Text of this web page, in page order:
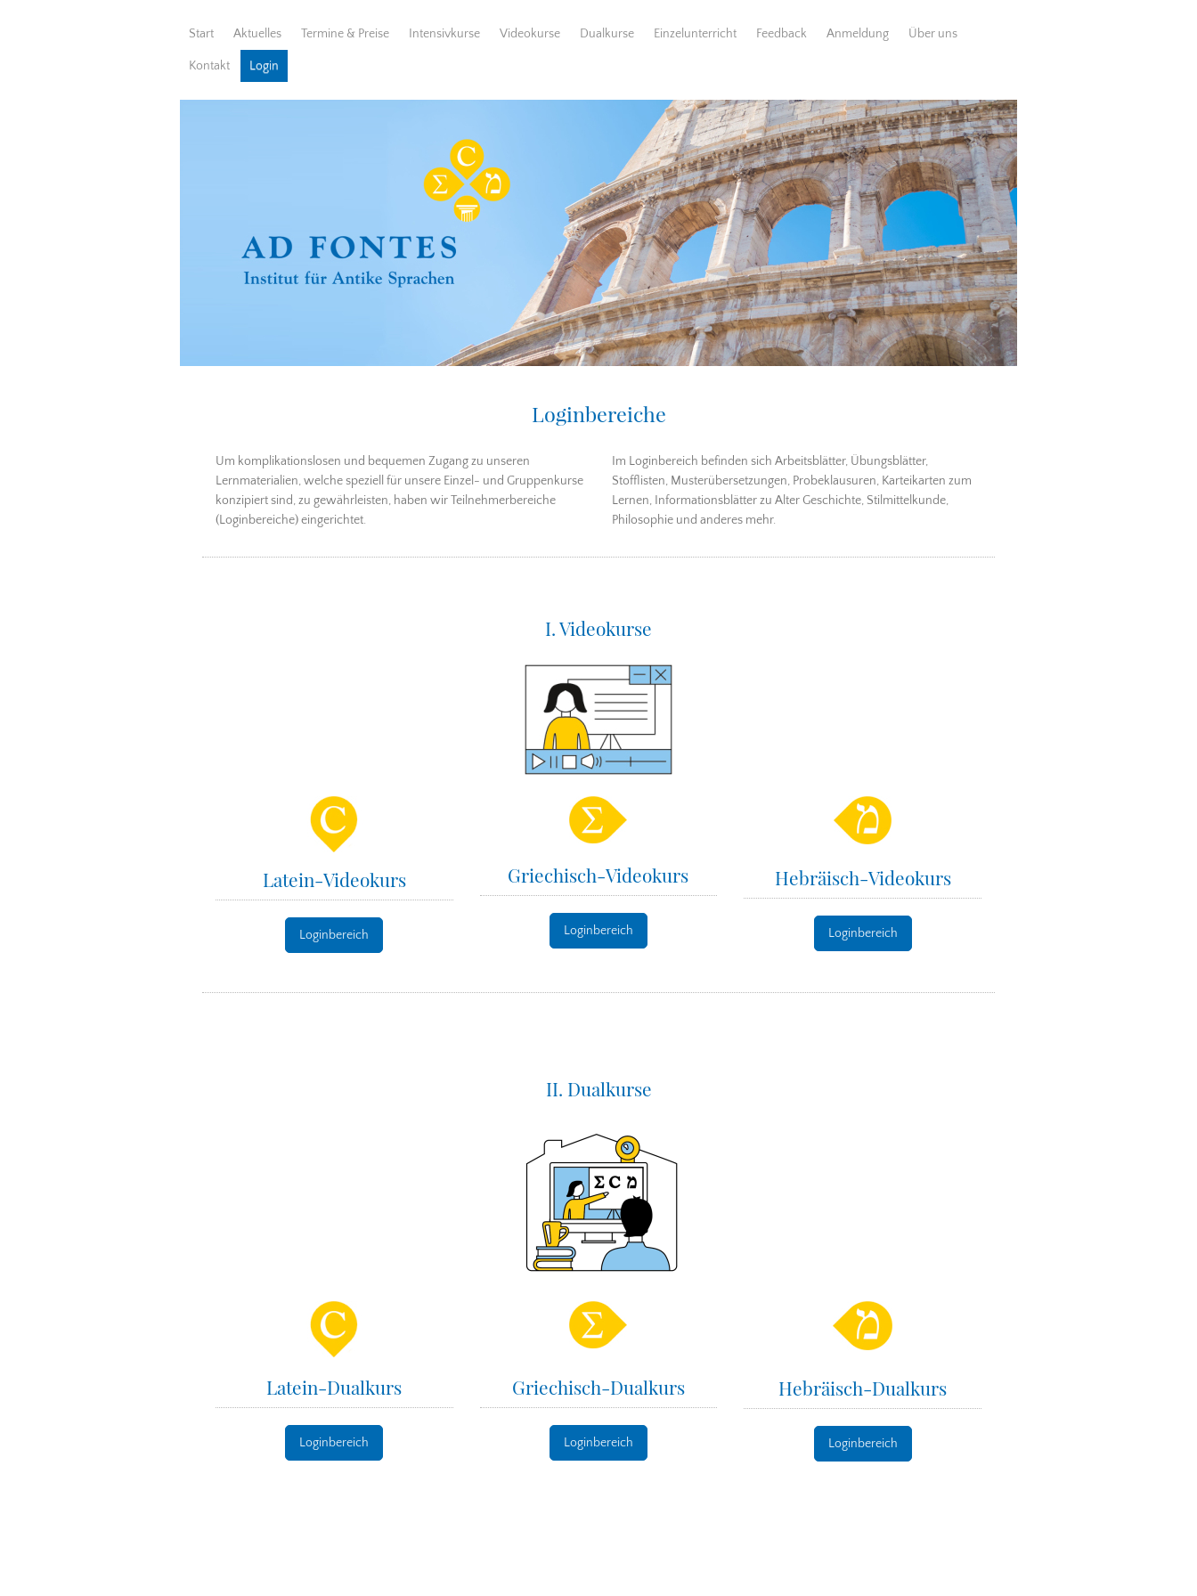
Start Aktuelles Termine & Preise Intensivkurse Videokurse Dualkurse Einzelunterricht Feedback Anmeldung Über uns
Kontakt Login
Loginbereiche
Um komplikationslosen und bequemen Zugang zu unseren
Lernmaterialien, welche speziell für unsere Einzel- und Gruppenkurse
konzipiert sind, zu gewährleisten, haben wir Teilnehmerbereiche
(Loginbereiche) eingerichtet.
Im Loginbereich befinden sich Arbeitsblätter, Übungsblätter,
Stofflisten, Musterübersetzungen, Probeklausuren, Karteikarten zum
Lernen, Informationsblätter zu Alter Geschichte, Stilmittelkunde,
Philosophie und anderes mehr.
I. Videokurse
Latein-Videokurs
Loginbereich
Griechisch-Videokurs
Loginbereich
Hebräisch-Videokurs
Loginbereich
II. Dualkurse
Latein-Dualkurs
Loginbereich
Griechisch-Dualkurs
Loginbereich
Hebräisch-Dualkurs
Loginbereich